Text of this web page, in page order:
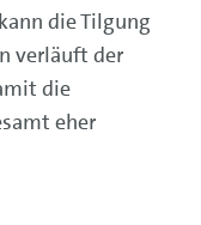
die Tilgung
verläuft der
die
eher